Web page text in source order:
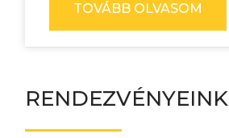
TOVÁBB OLVASOM
RENDEZVÉNYEINK